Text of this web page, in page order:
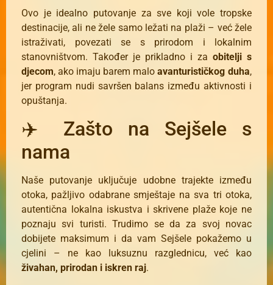
Ovo je idealno putovanje za sve koji vole tropske
destinacije, ali ne žele samo ležati na plaži – već žele
istraživati, povezati se s prirodom i lokalnim
stanovništvom. Također je prikladno i za obitelji s
djecom, ako imaju barem malo avanturističkog duha,
jer program nudi savršen balans između aktivnosti i
opuštanja.
✈️ Zašto na Sejšele s
nama
Naše putovanje uključuje udobne trajekte između
otoka, pažljivo odabrane smještaje na sva tri otoka,
autentična lokalna iskustva i skrivene plaže koje ne
poznaju svi turisti. Trudimo se da za svoj novac
dobijete maksimum i da vam Sejšele pokažemo u
cjelini – ne kao luksuznu razglednicu, već kao
živahan, prirodan i iskren raj.